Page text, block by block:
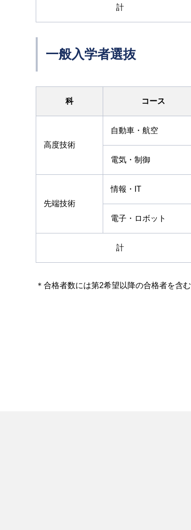
計
一般入学者選抜
科 コース
高度技術
自動車・航空
電気・制御
先端技術
情報・IT
電子・ロボット
計
＊合格者数には第2希望以降の合格者を含む